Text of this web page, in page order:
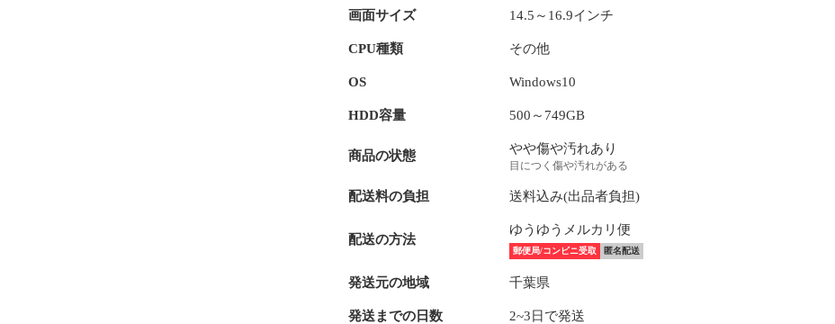
画面サイズ 14.5～16.9インチ
CPU種類 その他
OS Windows10
HDD容量 500～749GB
商品の状態 やや傷や汚れあり
目につく傷や汚れがある
配送料の負担 送料込み(出品者負担)
配送の方法
ゆうゆうメルカリ便
郵便局/コンビニ受取 匿名配送
発送元の地域 千葉県
発送までの日数 2~3日で発送